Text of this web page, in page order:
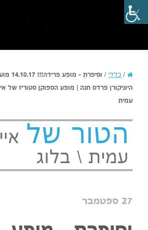
/ כללי /
וסיפרתָּ – מופע
היוניקורן פרדס חנה | מופע הספוקן סטוריז של
עמית
הטור של
עמית \ בלוג
27 ספטמבר